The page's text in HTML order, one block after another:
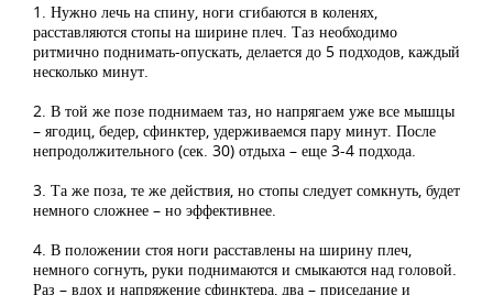
1. Нужно лечь на спину, ноги сгибаются в коленях,
расставляются стопы на ширине плеч. Таз необходимо
ритмично поднимать-опускать, делается до 5 подходов, каждый
несколько минут.
2. В той же позе поднимаем таз, но напрягаем уже все мышцы
– ягодиц, бедер, сфинктер, удерживаемся пару минут. После
непродолжительного (сек. 30) отдыха – еще 3-4 подхода.
3. Та же поза, те же действия, но стопы следует сомкнуть, будет
немного сложнее – но эффективнее.
4. В положении стоя ноги расставлены на ширину плеч,
немного согнуть, руки поднимаются и смыкаются над головой.
Раз – вдох и напряжение сфинктера, два – приседание и